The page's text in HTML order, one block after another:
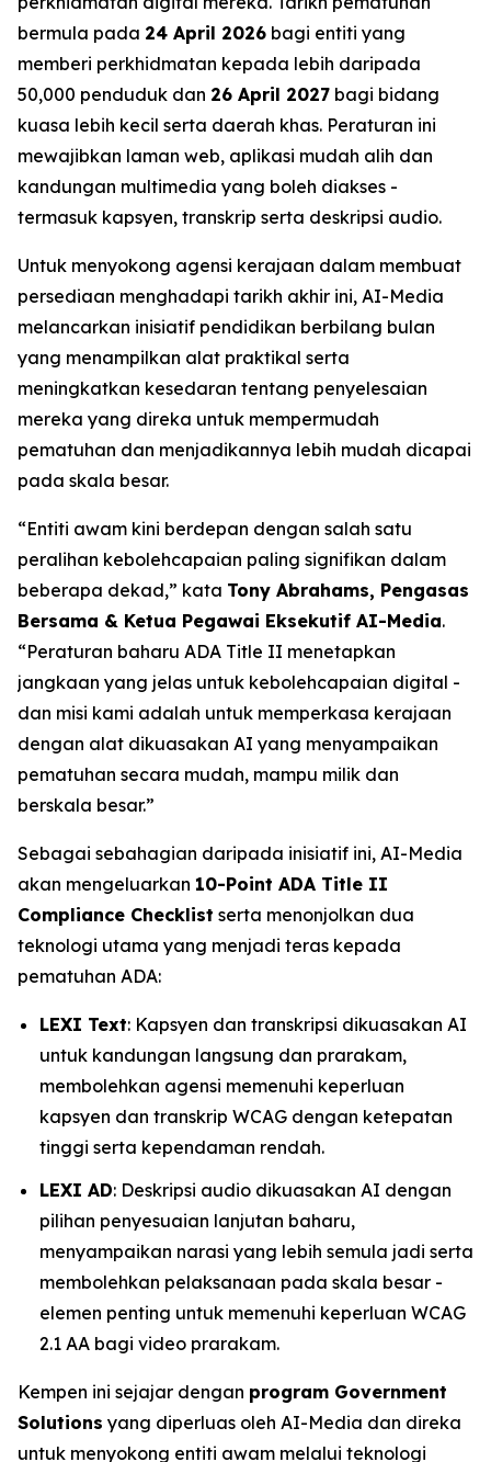
bermula pada 24 April 2026 bagi entiti yang
memberi perkhidmatan kepada lebih daripada
50,000 penduduk dan 26 April 2027 bagi bidang
kuasa lebih kecil serta daerah khas. Peraturan ini
mewajibkan laman web, aplikasi mudah alih dan
kandungan multimedia yang boleh diakses -
termasuk kapsyen, transkrip serta deskripsi audio.
Untuk menyokong agensi kerajaan dalam membuat
persediaan menghadapi tarikh akhir ini, AI-Media
melancarkan inisiatif pendidikan berbilang bulan
yang menampilkan alat praktikal serta
meningkatkan kesedaran tentang penyelesaian
mereka yang direka untuk mempermudah
pematuhan dan menjadikannya lebih mudah dicapai
pada skala besar.
“Entiti awam kini berdepan dengan salah satu
peralihan kebolehcapaian paling signifikan dalam
beberapa dekad,” kata Tony Abrahams, Pengasas
Bersama & Ketua Pegawai Eksekutif AI-Media.
“Peraturan baharu ADA Title II menetapkan
jangkaan yang jelas untuk kebolehcapaian digital -
dan misi kami adalah untuk memperkasa kerajaan
dengan alat dikuasakan AI yang menyampaikan
pematuhan secara mudah, mampu milik dan
berskala besar.”
Sebagai sebahagian daripada inisiatif ini, AI-Media
akan mengeluarkan 10-Point ADA Title II
Compliance Checklist serta menonjolkan dua
teknologi utama yang menjadi teras kepada
pematuhan ADA:
LEXI Text: Kapsyen dan transkripsi dikuasakan AI
untuk kandungan langsung dan prarakam,
membolehkan agensi memenuhi keperluan
kapsyen dan transkrip WCAG dengan ketepatan
tinggi serta kependaman rendah.
LEXI AD: Deskripsi audio dikuasakan AI dengan
pilihan penyesuaian lanjutan baharu,
menyampaikan narasi yang lebih semula jadi serta
membolehkan pelaksanaan pada skala besar -
elemen penting untuk memenuhi keperluan WCAG
2.1 AA bagi video prarakam.
Kempen ini sejajar dengan program Government
Solutions yang diperluas oleh AI-Media dan direka
untuk menyokong entiti awam melalui teknologi